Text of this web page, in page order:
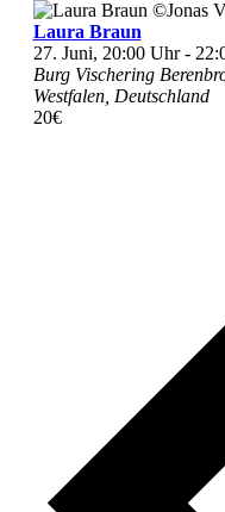
Laura Braun
27. Juni, 20:00 Uhr-
Burg Vischering
Westfalen, Deutschland
20€